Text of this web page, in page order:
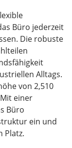
Büro jederzeit
Die robuste
Alltags.
von 2,510
einer
Büro
ein und
Platz.